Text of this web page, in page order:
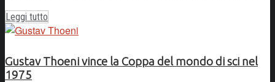
Leggi tutto
Gustav Thoeni vince la Coppa del mondo di sci nel
1975